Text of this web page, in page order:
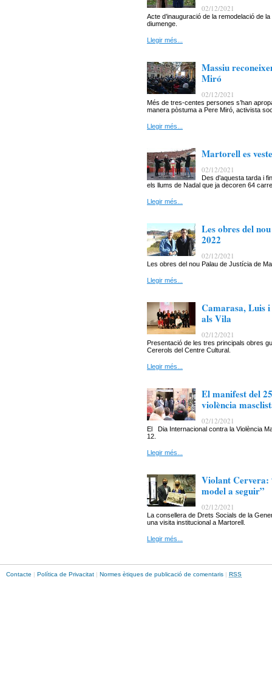
02/12/2021
Acte d’inauguració de la remodelació de
diumenge.
Llegir més...
Massiu
Miró
02/12/2021
Més de tres-centes persones s’han
manera pòstuma a Pere Miró, activista
Llegir més...
Martorell es
02/12/2021
Des d’aquesta tarda i
els llums de Nadal que ja decoren 64
Llegir més...
Les obres del
2022
02/12/2021
Les obres del nou Palau de Justícia de
Llegir més...
Camarasa, Luis i
als Vila
02/12/2021
Presentació de les tres principals obres
Cererols del Centre Cultural.
Llegir més...
El manifest del
violència
02/12/2021
El Dia Internacional contra la Violència
12.
Llegir més...
Violant Cervera:
model a seguir”
02/12/2021
La consellera de Drets Socials de la
una visita institucional a Martorell.
Llegir més...
Contacte | Política de Privacitat | Normes ètiques de publicació de comentaris | RSS